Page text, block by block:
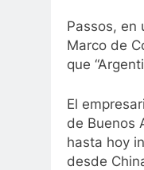
Passos, en
Marco de
que
El
de Buenos
hasta hoy
desde